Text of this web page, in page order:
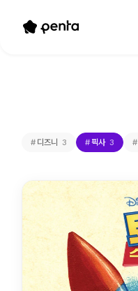
디즈니 3 픽사 3